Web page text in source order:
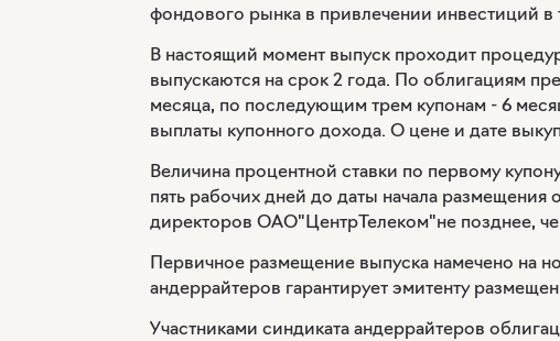
фондового рынка в привлечении инвестиций
В настоящий момент выпуск проходит
выпускаются на срок 2 года. По облигациям
месяца, по последующим трем купонам - 6
выплаты купонного дохода. О цене и дате
Величина процентной ставки по первому
пять рабочих дней до даты начала размещения
директоров ОАО"ЦентрТелеком"не позднее,
Первичное размещение выпуска намечено на
андеррайтеров гарантирует эмитенту
Участниками синдиката андеррайтеров